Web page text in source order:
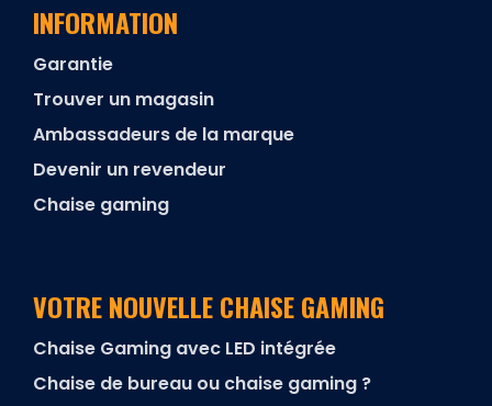
INFORMATION
Garantie
Trouver un magasin
Ambassadeurs de la marque
Devenir un revendeur
Chaise gaming
VOTRE NOUVELLE CHAISE GAMING
Chaise Gaming avec LED intégrée
Chaise de bureau ou chaise gaming ?